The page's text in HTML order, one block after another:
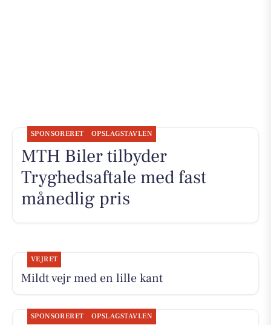
SPONSORERET OPSLAGSTAVLEN
MTH Biler tilbyder
Tryghedsaftale med fast
månedlig pris
VEJRET
Mildt vejr med en lille kant
SPONSORERET OPSLAGSTAVLEN